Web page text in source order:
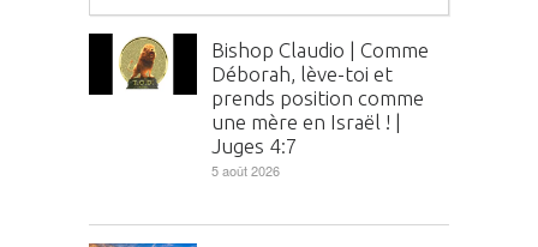
Bishop Claudio | Comme
Déborah, lève-toi et
prends position comme
une mère en Israël ! |
Juges 4:7
5 août 2026